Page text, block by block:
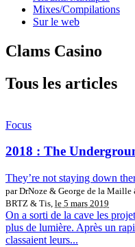
Mixes/Compilations
Sur le web
Clams Casino
Tous les articles
Focus
2018 : The
They’re not staying down
par DrNoze & George de la
BRTZ & Tis, le 5 mars 2019
On a sorti de la cave les
plus de lumière. Après un
classaient leurs...